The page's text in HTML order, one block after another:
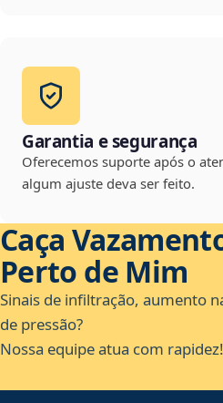
Garantia e segurança
Oferecemos suporte após o
algum ajuste deva ser feito.
Caça
Perto de Mim
Sinais de infiltração, aumento
de pressão?
Nossa equipe atua com rapidez!